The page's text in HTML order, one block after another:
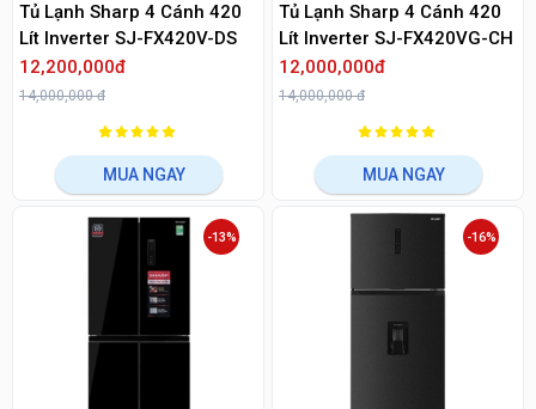
Tủ Lạnh Sharp 4 Cánh 420
Lít Inverter SJ-FX420V-DS
12,200,000đ
14,000,000 đ
MUA NGAY
Tủ Lạnh Sharp 4 Cánh 420
Lít Inverter SJ-FX420VG-CH
12,000,000đ
14,000,000 đ
MUA NGAY
-13% -16%